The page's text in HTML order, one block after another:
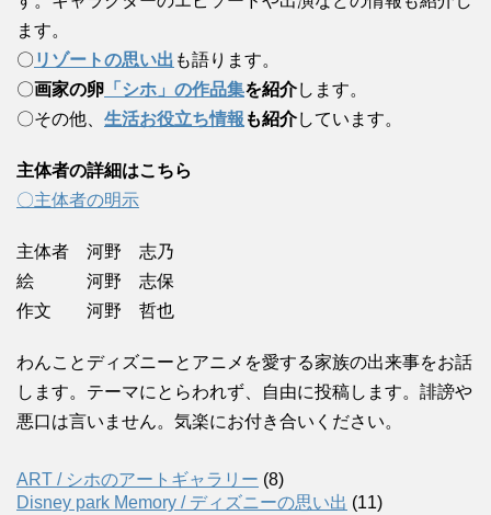
ます。
〇 リゾートの思い出 も語ります。
〇画家の卵 「シホ」の作品集を紹介します。
〇その他、 生活お役立ち情報 も紹介しています。
主体者の詳細はこちら
〇主体者の明示
主体者 河野 志乃
絵 河野 志保
作文 河野 哲也
わんことディズニーとアニメを愛する家族の出来事をお話
します。テーマにとらわれず、自由に投稿します。誹謗や
悪口は言いません。気楽にお付き合いください。
ART / シホのアートギャラリー (8)
Disney park Memory / ディズニーの思い出 (11)